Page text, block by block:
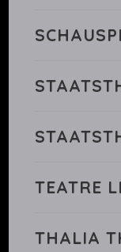
TEATRE
THALIA